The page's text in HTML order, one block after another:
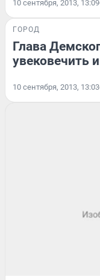
10 сентября, 2013, 13:09
ГОРОД
Глава
увековечить
10 сентября, 2013, 13:03